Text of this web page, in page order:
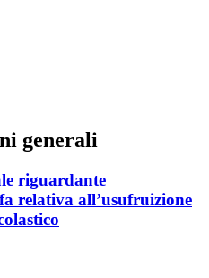
generali
riguardante
relativa all’usufruizione